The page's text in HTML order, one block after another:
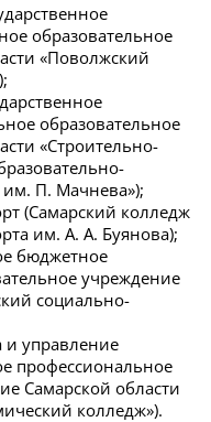
образовательное
«Поволжский
образовательное
«Строительно-
П. Мачнева»);
(Самарский колледж
им. А. А. Буянова);
бюджетное
учреждение
социально-
и управление
профессиональное
Самарской области
колледж»).